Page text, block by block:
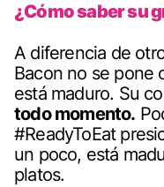
¿Cómo saber su
A diferencia de
Bacon no se pone
está maduro. Su
todo momento.
#ReadyToEat
un poco, está
platos.